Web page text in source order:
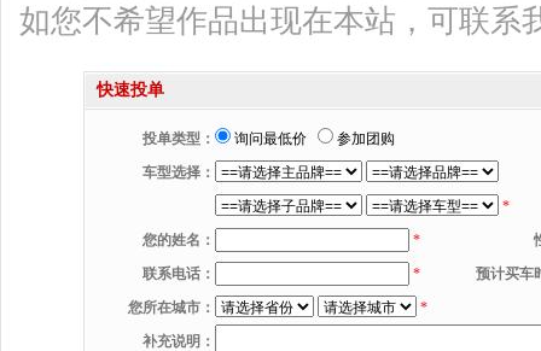
如您不希望作品出现在本站，可联系
快速投单
投单类型： 询问最低价
参加团购
车型选择：
*
您的姓名：
*
联系电话：
*
预计买车
您所在城市：
*
补充说明：